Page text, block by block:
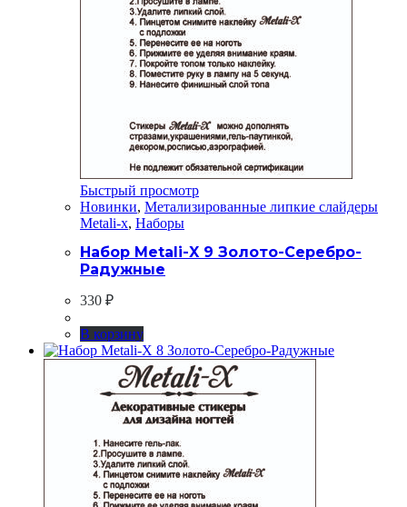
Быстрый просмотр
Новинки, Метализированные липкие слайдеры
Metali-x, Наборы
Набор Metali-X 9 Золото-Серебро-
Радужные
330 ₽
В корзину